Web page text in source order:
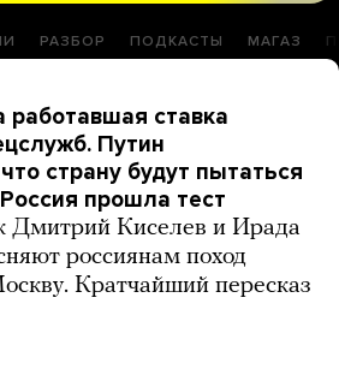
РАЗБОР ПОДКАСТЫ МАГАЗ
ставка
Путин
страну будут пытаться
прошла тест
Дмитрий Киселев и Ирада
россиянам поход
Кратчайший пересказ